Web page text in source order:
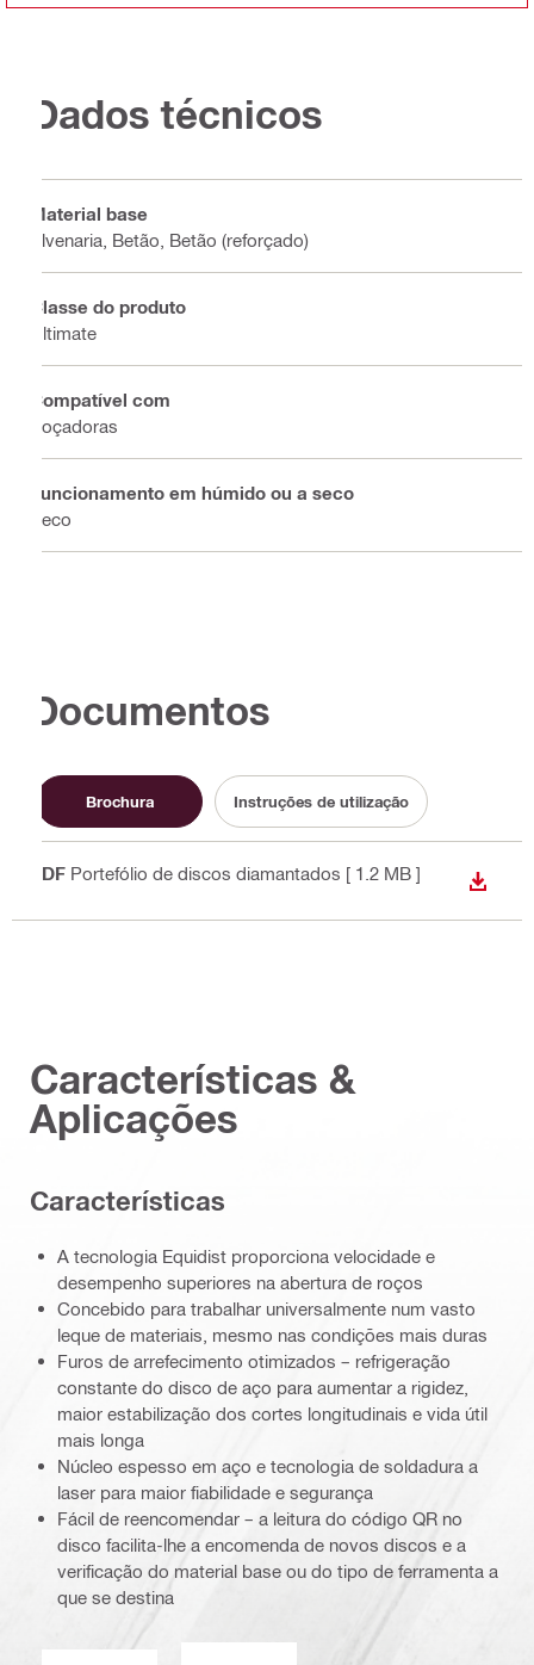
Dados técnicos
Material base
Alvenaria, Betão, Betão (reforçado)
Classe do produto
Ultimate
Compatível com
Roçadoras
Funcionamento em húmido ou a seco
Seco
Documentos
Brochura Instruções de utilização
PDF Portefólio de discos diamantados [ 1.2 MB ]
Características &
Aplicações
Características
A tecnologia Equidist proporciona velocidade e
desempenho superiores na abertura de roços
Concebido para trabalhar universalmente num vasto
leque de materiais, mesmo nas condições mais duras
Furos de arrefecimento otimizados – refrigeração
constante do disco de aço para aumentar a rigidez,
maior estabilização dos cortes longitudinais e vida útil
mais longa
Núcleo espesso em aço e tecnologia de soldadura a
laser para maior fiabilidade e segurança
Fácil de reencomendar – a leitura do código QR no
disco facilita-lhe a encomenda de novos discos e a
verificação do material base ou do tipo de ferramenta a
que se destina